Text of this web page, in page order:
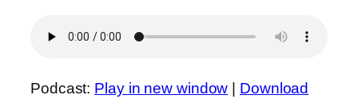
Podcast: Play in new window Download